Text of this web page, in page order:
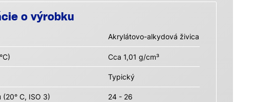
o výrobku
Akrylátovo-alkydová živica
Cca 1,01 g/cm³
Typický
C, ISO 3) 24 - 26